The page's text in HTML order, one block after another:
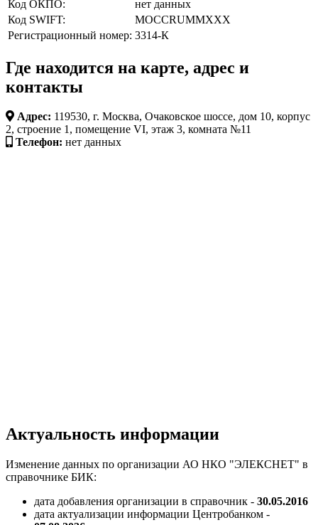
Код ОКПО:
нет данных
Код SWIFT:
MOCCRUMMXXX
Регистрационный номер: 3314-К
Где находится на карте, адрес и
контакты
Адрес: 119530, г. Москва, Очаковское шоссе, дом 10, корпус
2, строение 1, помещение VI, этаж 3, комната №11
Телефон: нет данных
Актуальность информации
Изменение данных по организации АО НКО "ЭЛЕКСНЕТ" в
справочнике БИК:
дата добавления организации в справочник - 30.05.2016
дата актуализации информации Центробанком -